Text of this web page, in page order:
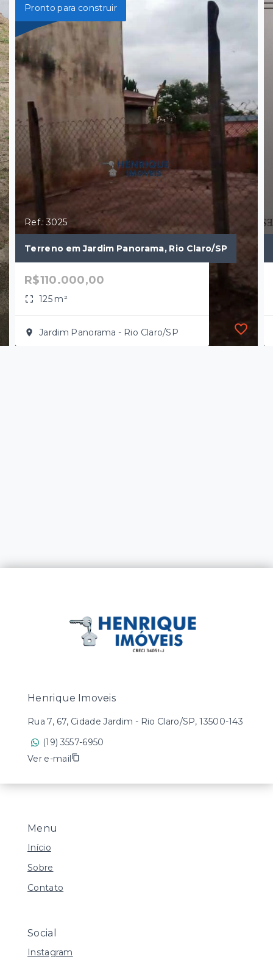
Pronto para construir
Ref.: 3025
Terreno em Jardim Panorama, Rio Claro/SP
R$110.000,00
125 m²
Jardim Panorama - Rio Claro/SP
Menu
Início
Sobre
Contato
Social
Instagram
Henrique Imoveis
Rua 7, 67, Cidade Jardim - Rio Claro/SP, 13500-143
(19) 3557-6950
Ver e-mail